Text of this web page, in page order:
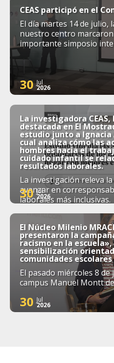
CEAS participó en el
El día martes 14 de julio,
nuestro centro
importante simposio
30 Jul
2026
La investigadora
destacada en El
estudio junto a
cual analiza cómo las
hombres hacia el
cuidado infantil se
resultados laborales.
La investigación releva
avanzar en
laborales más inclusivas.
30 Jul
2026
El Núcleo Milenio
presentaron la
racismo en la
sensibilización
comunidades
El pasado miércoles 8
campus Manuel Montt
30 Jul
2026